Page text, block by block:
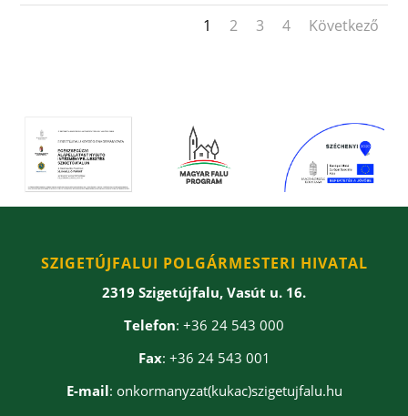
1 2 3 4 Következő
SZIGETÚJFALUI POLGÁRMESTERI HIVATAL
2319 Szigetújfalu, Vasút u. 16.
Telefon: +36 24 543 000
Fax: +36 24 543 001
E-mail: onkormanyzat(kukac)szigetujfalu.hu